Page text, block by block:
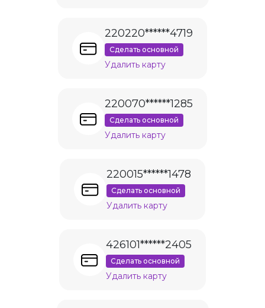
220220******4719
Сделать основной
Удалить карту
220070******1285
Сделать основной
Удалить карту
220015******1478
Сделать основной
Удалить карту
426101******2405
Сделать основной
Удалить карту